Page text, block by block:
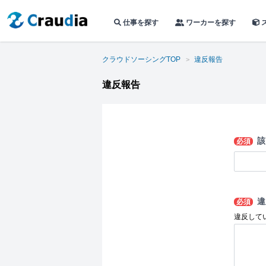
仕事を探す ワーカーを探す
クラウドソーシングTOP 違反報告
違反報告
必須
必須
違反して